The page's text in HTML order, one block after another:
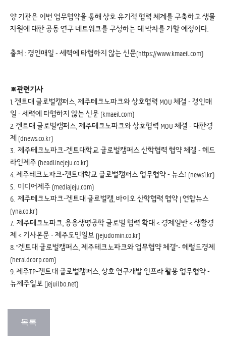
양 기관은 이번 업무협약을 통해 상호 유기적 협력 체계를 구축하고 생물
자원에 대한 공동 연구 네트워크를 구성하는 데 박차를 가할 예정이다.
출처 : 경인매일 - 세력에 타협하지 않는 신문(https://www.kmaeil.com)
※관련기사
1.겐트대 글로벌캠퍼스, 제주테크노파크와 상호협력 MOU 체결 - 경인매
일 - 세력에 타협하지 않는 신문 (kmaeil.com)
2.겐트대 글로벌캠퍼스, 제주테크노파크와 상호협력 MOU 체결 - 대한경
제 (dnews.co.kr)
3. 제주테크노파크-겐트대학교 글로벌캠퍼스 산학협력 협약 체결 - 헤드
라인제주 (headlinejeju.co.kr)
4.제주테크노파크-겐트대학교 글로벌캠퍼스 업무협약 - 뉴스1 (news1.kr)
5. 미디어제주 (mediajeju.com)
6. 제주테크노파크-겐트대 글로벌캠, 바이오 산학협력 협약 | 연합뉴스
(yna.co.kr)
7. 제주테크노파크, 응용생명공학 글로벌 협력 확대 < 경제일반 < 생활경
제 < 기사본문 - 제주도민일보 (jejudomin.co.kr)
8."겐트대 글로벌캠퍼스, 제주테크노파크와 업무협약 체결"- 헤럴드경제
(heraldcorp.com)
9.제주TP-겐트대 글로벌캠퍼스, 상호 연구개발 인프라 활용 업무협약 -
뉴제주일보 (jejuilbo.net)